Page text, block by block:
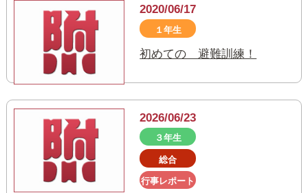
2020/06/17
１年生
初めての 避難訓練！
2026/06/23
３年生
総合
行事レポート